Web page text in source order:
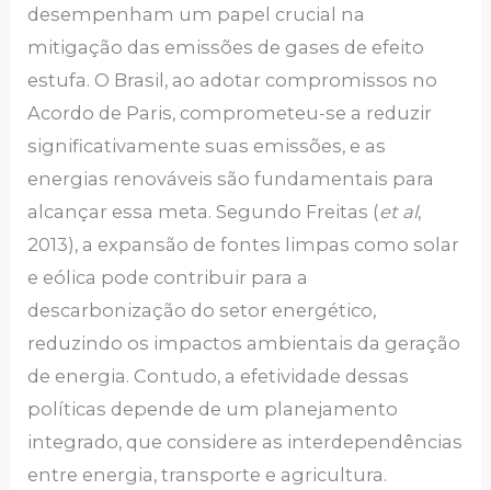
desempenham um papel crucial na
mitigação das emissões de gases de efeito
estufa. O Brasil, ao adotar compromissos no
Acordo de Paris, comprometeu-se a reduzir
significativamente suas emissões, e as
energias renováveis são fundamentais para
alcançar essa meta. Segundo Freitas (et al,
2013), a expansão de fontes limpas como solar
e eólica pode contribuir para a
descarbonização do setor energético,
reduzindo os impactos ambientais da geração
de energia. Contudo, a efetividade dessas
políticas depende de um planejamento
integrado, que considere as interdependências
entre energia, transporte e agricultura.